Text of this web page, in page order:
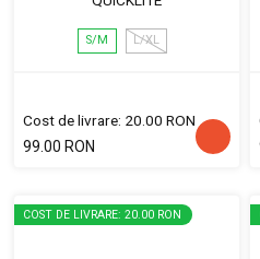
S/M L/XL
Cost de livrare: 20.00 RON
99.00 RON
COST DE LIVRARE: 20.00 RON